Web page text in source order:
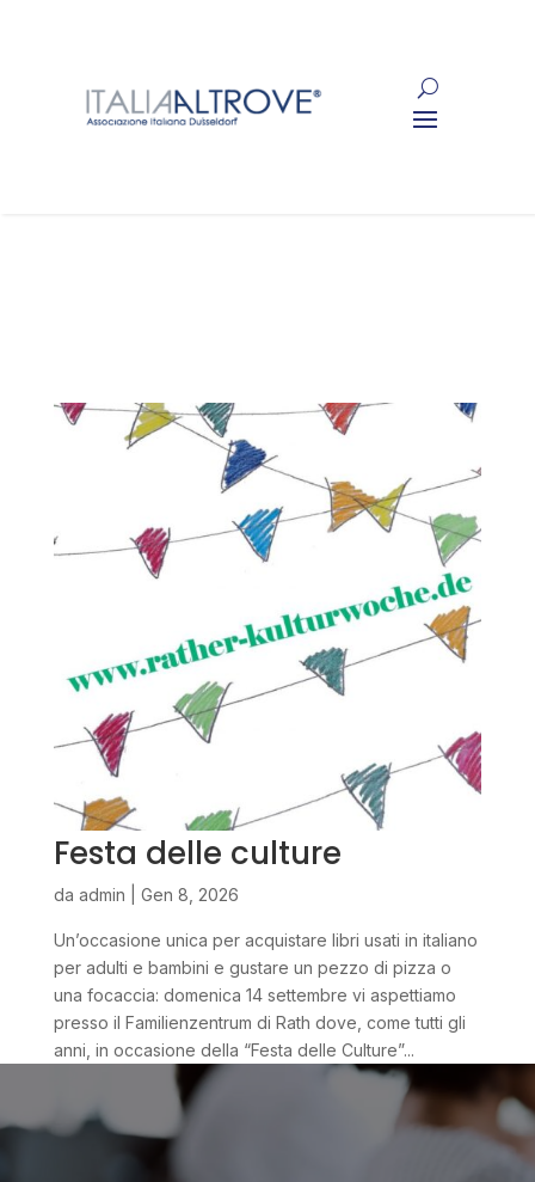
Festa delle culture
da admin Gen 8, 2026
Un’occasione unica per acquistare libri usati in italiano
per adulti e bambini e gustare un pezzo di pizza o
una focaccia: domenica 14 settembre vi aspettiamo
presso il Familienzentrum di Rath dove, come tutti gli
anni, in occasione della “Festa delle Culture”...